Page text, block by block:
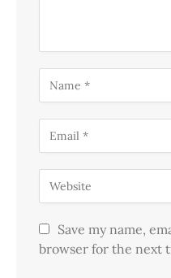
Save my name,
browser for the next